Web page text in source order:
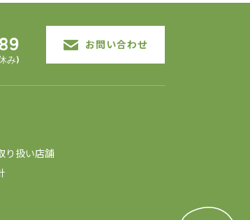
み)
お問い合わせ
り扱い店舗